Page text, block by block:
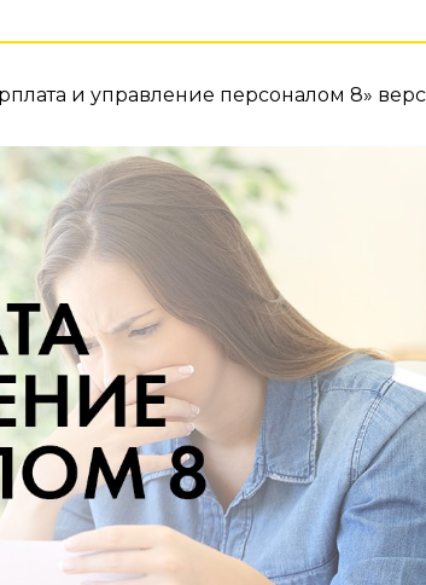
и управление персоналом 8»